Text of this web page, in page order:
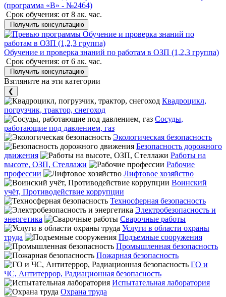
(программа «В» - №2464)
Срок обучения: от 8 ак. час.
Получить консультацию
Обучение и проверка знаний по работам в ОЗП (1,2,3 группа)
Срок обучения: от 6 ак. час.
Получить консультацию
Взгляните на эти категории
❮
Квадроцикл,
погрузчик, трактор, снегоход
Сосуды,
работающие под давлением, газ
Экологическая безопасность
Безопасность дорожного
движения
Работы на
высоте, ОЗП, Стеллажи
Рабочие
профессии
Лифтовое хозяйство
Воинский
учёт, Противодействие коррупции
Техносферная безопасность
Электробезопасность и
энергетика
Сварочные работы
Услуги в области охраны
труда
Подъемные сооружения
Промышленная безопасность
Пожарная безопасность
ГО и
ЧС, Антитеррор, Радиационная безопасность
Испытательная лаборатория
Охрана труда